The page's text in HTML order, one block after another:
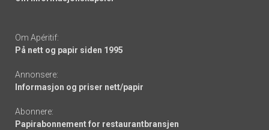
Om Apéritif:
På nett og papir siden 1995
Annonsere:
Informasjon og priser nett/papir
Abonnere:
Papirabonnement for restaurantbransjen